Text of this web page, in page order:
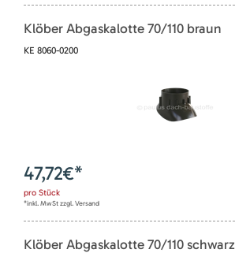
Klöber Abgaskalotte 70/110 braun
KE 8060-0200
47,72€*
pro Stück
*inkl. MwSt zzgl. Versand
Klöber Abgaskalotte 70/110 schwarz